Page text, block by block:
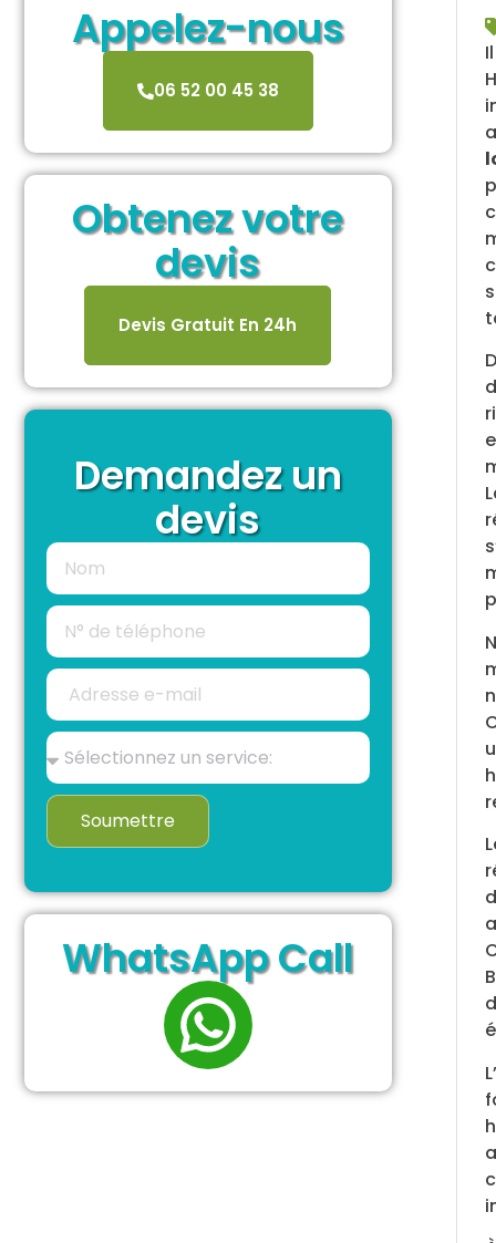
Appelez-nous
06 52 00 45 38
Obtenez votre
devis
Devis Gratuit En 24h
Demandez un
devis
Soumettre
WhatsApp Call